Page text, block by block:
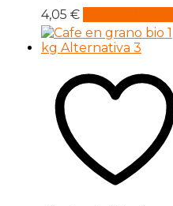
4,05 €